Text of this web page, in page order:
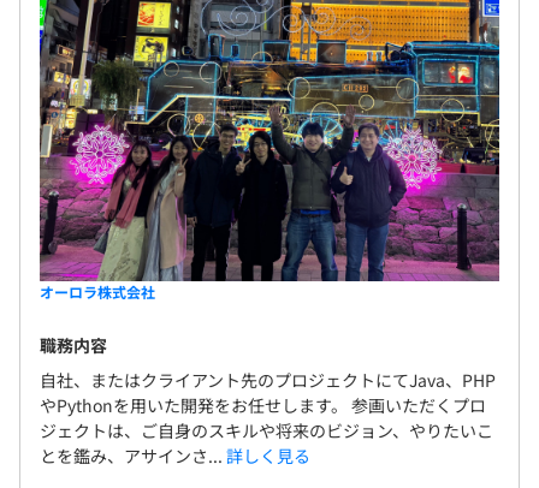
オーロラ株式会社
職務内容
自社、またはクライアント先のプロジェクトにてJava、PHP
やPythonを用いた開発をお任せします。 参画いただくプロ
ジェクトは、ご自身のスキルや将来のビジョン、やりたいこ
とを鑑み、アサインさ... 詳しく見る